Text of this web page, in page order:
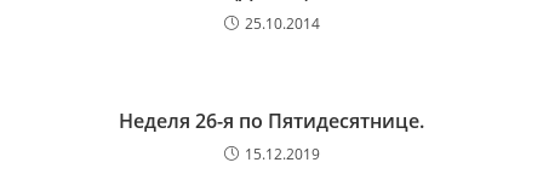
25.10.2014
Неделя 26-я по Пятидесятнице.
15.12.2019